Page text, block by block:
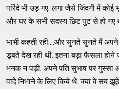
परिंदे भी उड़ गए. लगा जैसे जिंदगी में
और घर के सभी सदस्य छिट पुट से हो गए
भाभी कहती रही....और सुनते सुनते मैं अपने
डूबते देख रही थी. इतना बड़ा फैसला होने
भनक न पड़ी. अपने पति सुभाष पर
वादे निभाने के लिए किये थे. क्या वे सब झूठे